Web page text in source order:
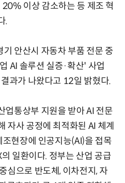
이상 감소하는 등 제조 혁
.
안산시 자동차 부품 전문 중
AI 솔루션 실증·확산' 사업
과가 나왔다고 12일 밝혔다.
업통상부 지원을 받아 AI 전문
자사 공정에 최적화된 AI 체계
현장에 인공지능(AI)을 접목
일환이다. 정부는 산업 공급
심으로 반도체, 이차전지, 자